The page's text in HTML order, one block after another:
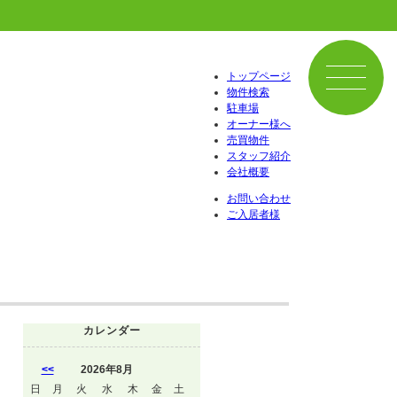
トップページ
物件検索
駐車場
オーナー様へ
売買物件
スタッフ紹介
会社概要
お問い合わせ
ご入居者様
カレンダー
<<
2026年8月
日
月 火 水 木 金 土